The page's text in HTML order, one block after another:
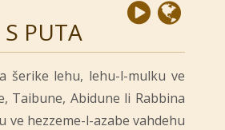
PUTA
šerike lehu, lehu-l-mulku ve
Taibune, Abidune li Rabbina
ve hezzeme-l-azabe vahdehu